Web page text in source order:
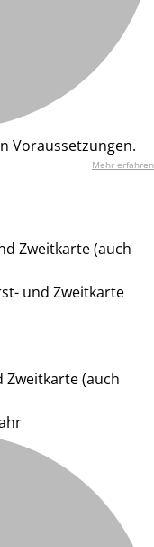
Voraussetzungen.
Mehr erfahren
Zweitkarte (auch
und Zweitkarte
Zweitkarte (auch